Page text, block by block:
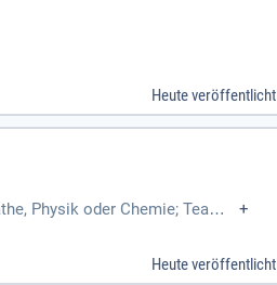
Heute veröffentlicht
Physik oder Chemie; Teampl
+
Heute veröffentlicht